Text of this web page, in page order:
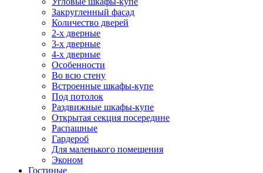
Закругленный фасад
Количество дверей
2-х дверные
3-х дверные
4-х дверные
Особенности
Во всю стену
Встроенные шкафы-купе
Под потолок
Раздвижные шкафы-купе
Открытая секция посередине
Распашные
Гардероб
Для маленького помещения
Эконом
Гостиные